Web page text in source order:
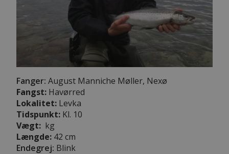
Fanger: August Manniche Møller, Nexø
Fangst: Havørred
Lokalitet: Levka
Tidspunkt: Kl. 10
Vægt: kg
Længde: 42 cm
Endegrej: Blink